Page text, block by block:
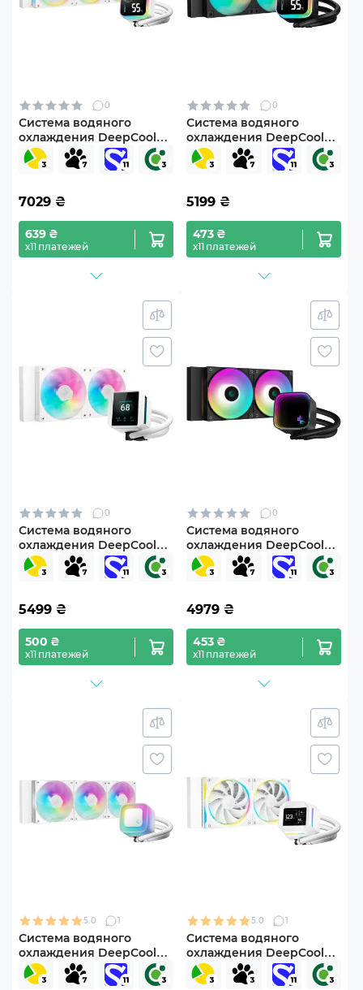
0
Система водяного
охлаждения DeepCool
LQ360 Ultra ARGB WH (R-
LQ360-WHASMC-G-1)
7029 ₴
639 ₴
х11 платежей
0
Система водяного
охлаждения DeepCool
LQ240 Black (R-LQ240-
BKLSMW-G-1)
5199 ₴
473 ₴
х11 платежей
0
Система водяного
охлаждения DeepCool
Mystique 240 ARGB
White (R-LX240-
5499 ₴
500 ₴
х11 платежей
0
Система водяного
охлаждения DeepCool
LS520 SE Black (R-LS520-
BKAMMM-G-1)
4979 ₴
453 ₴
х11 платежей
5.0 1
Система водяного
охлаждения DeepCool
LE360 WH V2 (R-LE360-
WHAMMN-G-2)
5.0 1
Система водяного
охлаждения DeepCool
LM240 WH (R-LM240-
WHDMMC-1)